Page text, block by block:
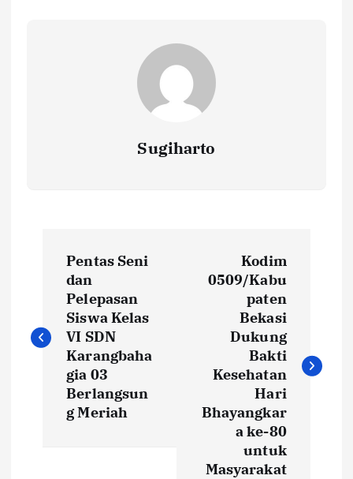
Sugiharto
v
Pentas Seni
dan
Pelepasan
Siswa Kelas
VI SDN
Karangbaha
gia 03
Berlangsun
g Meriah
Kodim
0509/Kabu
paten
Bekasi
Dukung
Bakti
Kesehatan
Hari
Bhayangkar
a ke-80
untuk
Masyarakat